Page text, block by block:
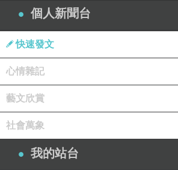
https://youtu.be/HEq2teqA_y0
個人新聞台
快速發文
心情雜記
藝文欣賞
社會萬象
我的站台